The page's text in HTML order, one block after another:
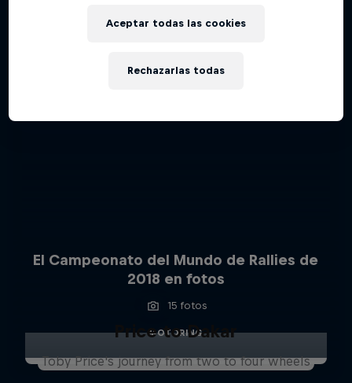
El Campeonato del Mundo de Rallies de
2018 en fotos
15 fotos
MOTORING
Price to Dakar
Toby Price's journey from two to four wheels
Rechazarlas todas
Aceptar todas las cookies